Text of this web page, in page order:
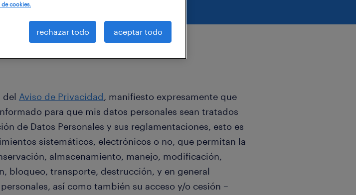
del Aviso de Privacidad, manifiesto expresamente que
para que mis datos personales sean tratados
de Datos Personales y sus reglamentaciones, esto es
sistemáticos, electrónicos o no, que permitan la
almacenamiento, manejo, modificación,
bloqueo, transporte, destrucción, y en general
así como también su acceso y/o cesión –
cookies.
rechazar todo aceptar todo